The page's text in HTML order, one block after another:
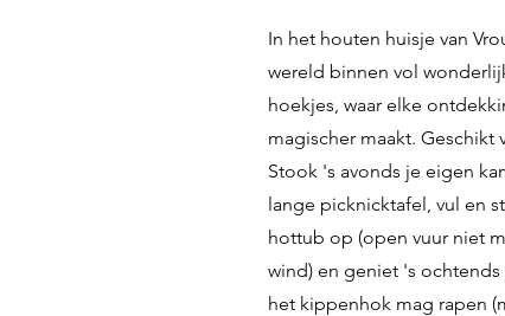
In het houten huisje van
wereld binnen vol
hoekjes, waar elke
magischer maakt. Geschikt
Stook 's avonds je eigen
lange picknicktafel, vul en
hottub op (open vuur niet
wind) en geniet 's
het kippenhok mag rapen